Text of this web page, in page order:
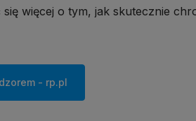
więcej o tym, jak skutecznie
- rp.pl